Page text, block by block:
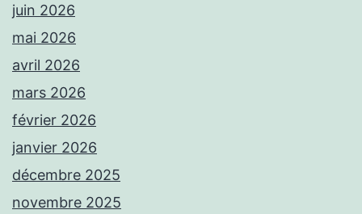
juin 2026
mai 2026
avril 2026
mars 2026
février 2026
janvier 2026
décembre 2025
novembre 2025